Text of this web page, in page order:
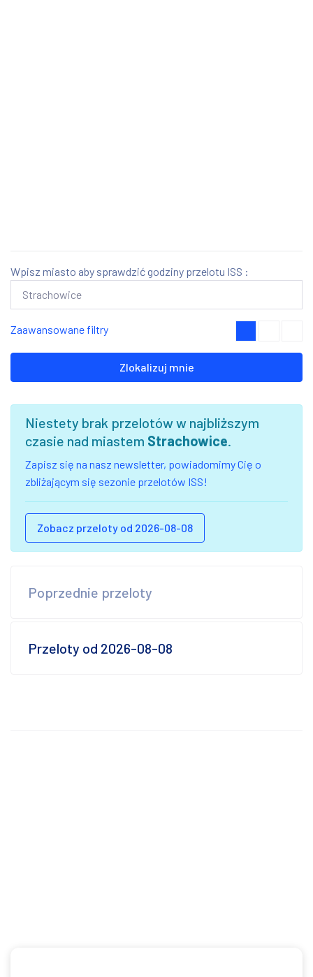
Wpisz miasto aby sprawdzić godziny przelotu ISS :
Zaawansowane filtry
Zlokalizuj mnie
Niestety brak przelotów w najbliższym
czasie nad miastem Strachowice.
Zapisz się na nasz newsletter, powiadomimy Cię o
zbliżającym się sezonie przelotów ISS!
Zobacz przeloty od 2026-08-08
Poprzednie przeloty
Przeloty od 2026-08-08